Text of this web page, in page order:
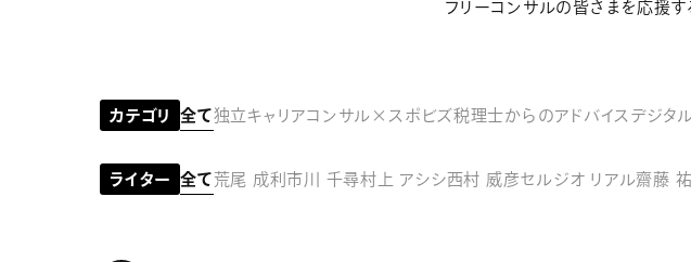
フリーコンサルの皆さまを応援す
カテゴリ 全て独立キャリアコンサル×スポビズ税理士からのアドバイス デジタ
ライター 全て 荒尾 成利市川 千尋村上 アシシ西村 威彦セルジオ リアル齋藤